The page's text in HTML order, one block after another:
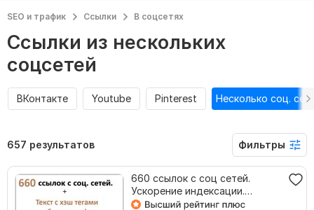
SEO и трафик Ссылки В соцсетях
Ссылки из нескольких
соцсетей
ВКонтакте Youtube Pinterest Несколько соц.
657 результатов Фильтры
660 ссылок с соц сетей.
Ускорение индексации.
Естественные ссылки